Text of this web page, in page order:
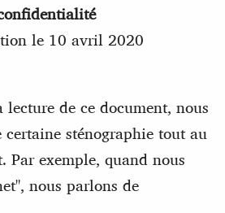
le 10 avril 2020
de ce document, nous
sténographie tout au
Par exemple, quand nous
nous parlons de